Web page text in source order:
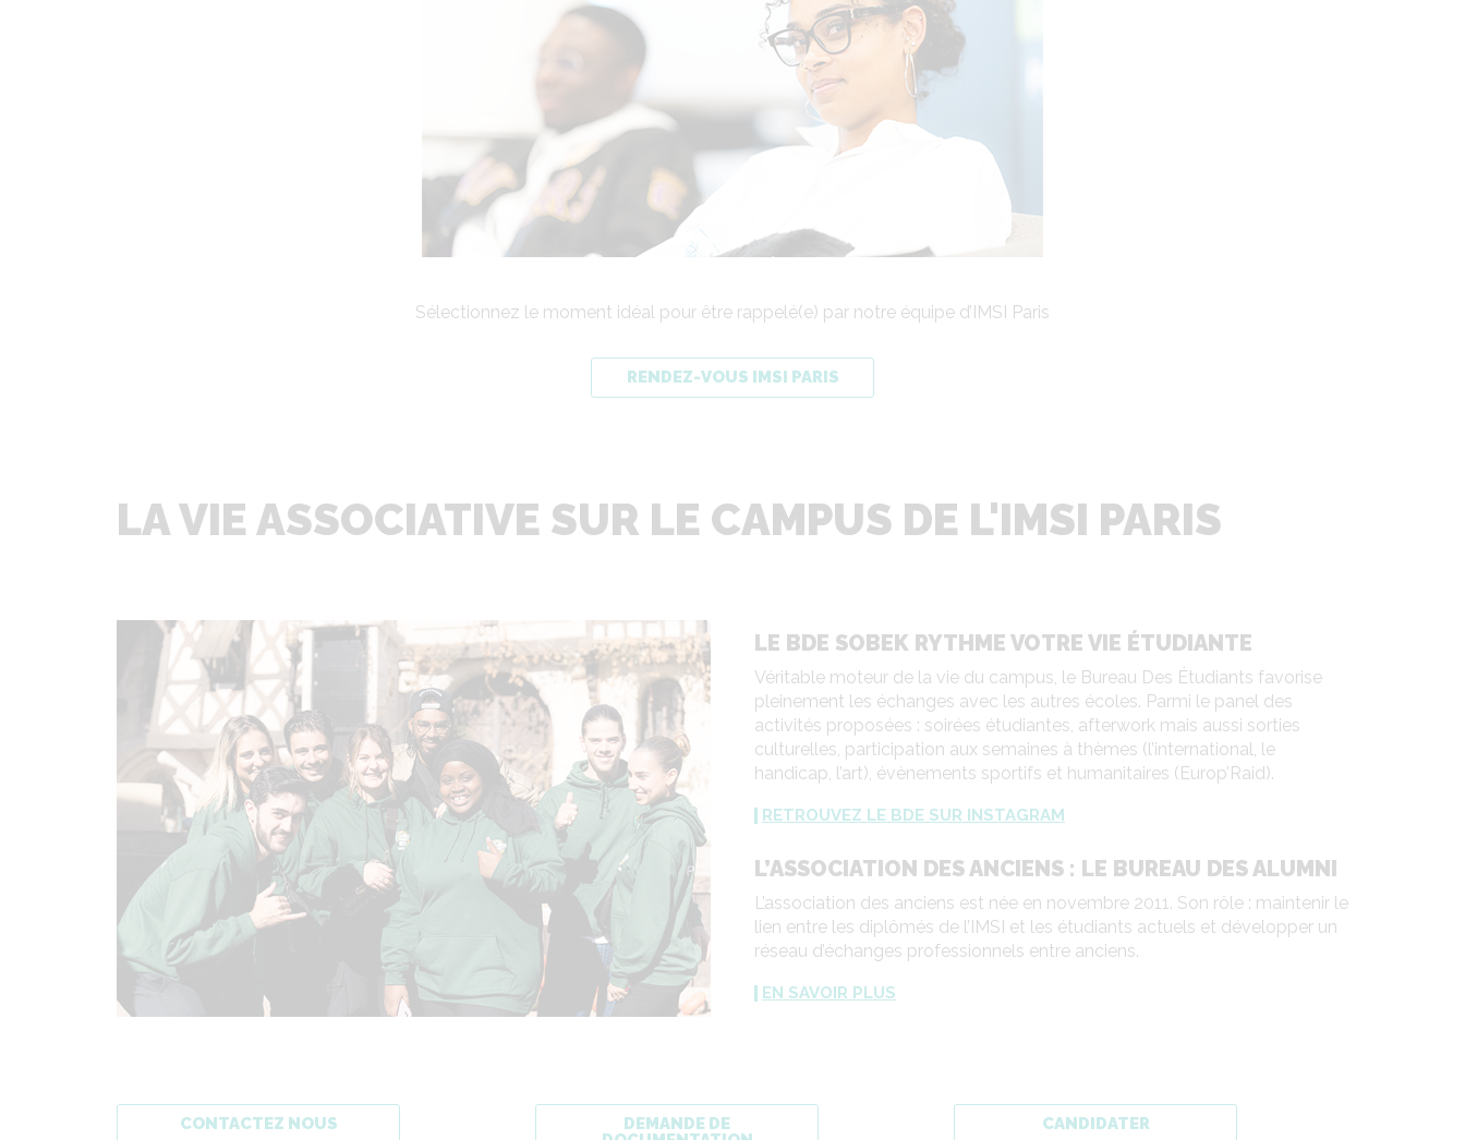
Salles informatiques
WIFi
Une cafétéria
Sélectionnez le moment idéal pour être rappelé(e) par notre équipe d’IMSI Paris
RENDEZ-VOUS IMSI PARIS
LA VIE ASSOCIATIVE SUR LE CAMPUS DE L'IMSI PARIS
LE BDE SOBEK RYTHME VOTRE VIE ÉTUDIANTE
Véritable moteur de la vie du campus, le Bureau Des Étudiants favorise
pleinement les échanges avec les autres écoles. Parmi le panel des
activités proposées : soirées étudiantes, afterwork mais aussi sorties
culturelles, participation aux semaines à thèmes (l’international, le
handicap, l’art), évènements sportifs et humanitaires (Europ’Raid).
RETROUVEZ LE BDE SUR INSTAGRAM
L’ASSOCIATION DES ANCIENS : LE BUREAU DES ALUMNI
L’association des anciens est née en novembre 2011. Son rôle : maintenir le
lien entre les diplômés de l’IMSI et les étudiants actuels et développer un
réseau d’échanges professionnels entre anciens.
EN SAVOIR PLUS
CONTACTEZ NOUS
DEMANDE DE
CANDIDATER